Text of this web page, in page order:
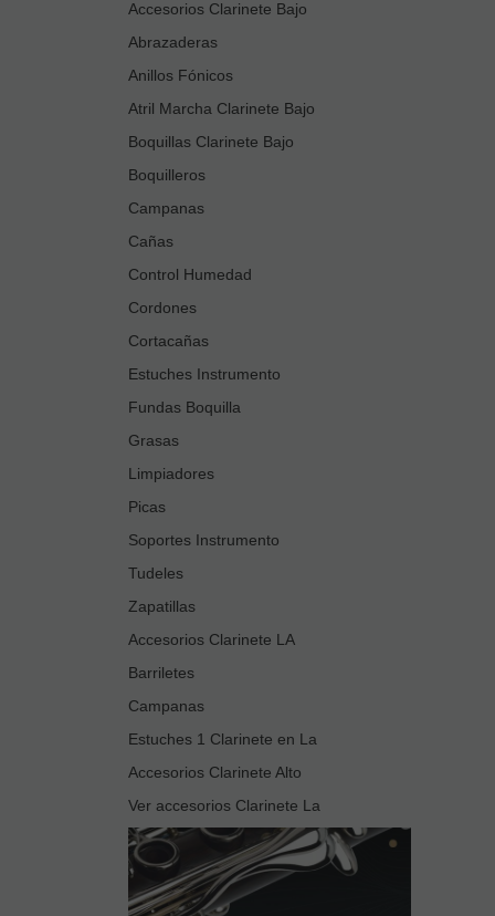
Accesorios Clarinete Bajo
Abrazaderas
Anillos Fónicos
Atril Marcha Clarinete Bajo
Boquillas Clarinete Bajo
Boquilleros
Campanas
Cañas
Control Humedad
Cordones
Cortacañas
Estuches Instrumento
Fundas Boquilla
Grasas
Limpiadores
Picas
Soportes Instrumento
Tudeles
Zapatillas
Accesorios Clarinete LA
Barriletes
Campanas
Estuches 1 Clarinete en La
Accesorios Clarinete Alto
Ver accesorios Clarinete La